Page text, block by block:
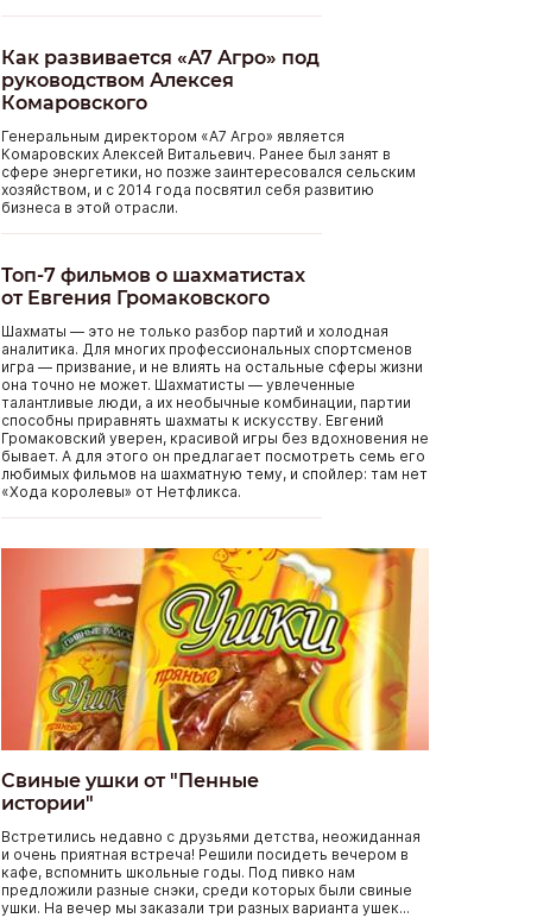
Как развивается «А7 Агро» под
руководством Алексея
Комаровского
Генеральным директором «А7 Агро» является
Комаровских Алексей Витальевич. Ранее был занят в
сфере энергетики, но позже заинтересовался сельским
хозяйством, и с 2014 года посвятил себя развитию
бизнеса в этой отрасли.
Топ-7 фильмов о шахматистах
от Евгения Громаковского
Шахматы — это не только разбор партий и холодная
аналитика. Для многих профессиональных спортсменов
игра — призвание, и не влиять на остальные сферы жизни
она точно не может. Шахматисты — увлеченные
талантливые люди, а их необычные комбинации, партии
способны приравнять шахматы к искусству. Евгений
Громаковский уверен, красивой игры без вдохновения не
бывает. А для этого он предлагает посмотреть семь его
любимых фильмов на шахматную тему, и спойлер: там нет
«Хода королевы» от Нетфликса.
Свиные ушки от "Пенные
истории"
Встретились недавно с друзьями детства, неожиданная
и очень приятная встреча! Решили посидеть вечером в
кафе, вспомнить школьные годы. Под пивко нам
предложили разные снэки, среди которых были свиные
ушки. На вечер мы заказали три разных варианта ушек...